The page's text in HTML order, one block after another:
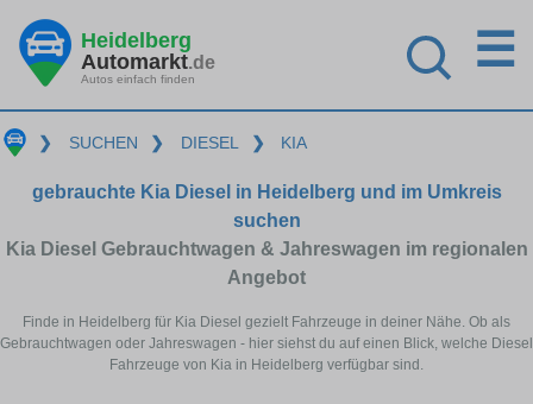
Heidelberg
Automarkt.de
Autos einfach finden
☰
❯ SUCHEN ❯ DIESEL ❯ KIA
gebrauchte Kia Diesel in Heidelberg und im Umkreis
suchen
Kia Diesel Gebrauchtwagen & Jahreswagen im regionalen
Angebot
Finde in Heidelberg für Kia Diesel gezielt Fahrzeuge in deiner Nähe. Ob als
Gebrauchtwagen oder Jahreswagen - hier siehst du auf einen Blick, welche Diesel
Fahrzeuge von Kia in Heidelberg verfügbar sind.